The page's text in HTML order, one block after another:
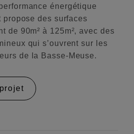
énergétique
des surfaces
de 90m² à 125m², avec des
qui s’ouvrent sur les
de la Basse-Meuse.